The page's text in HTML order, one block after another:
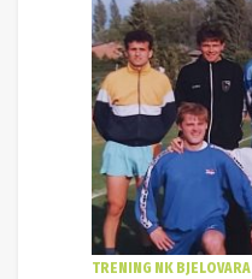
TRENING NK BJELOVARA